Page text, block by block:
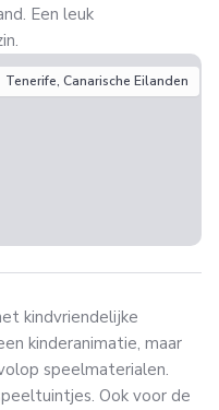
Een leuk
Tenerife, Canarische Eilanden
kindvriendelijke
kinderanimatie, maar
speelmaterialen.
Ook voor de